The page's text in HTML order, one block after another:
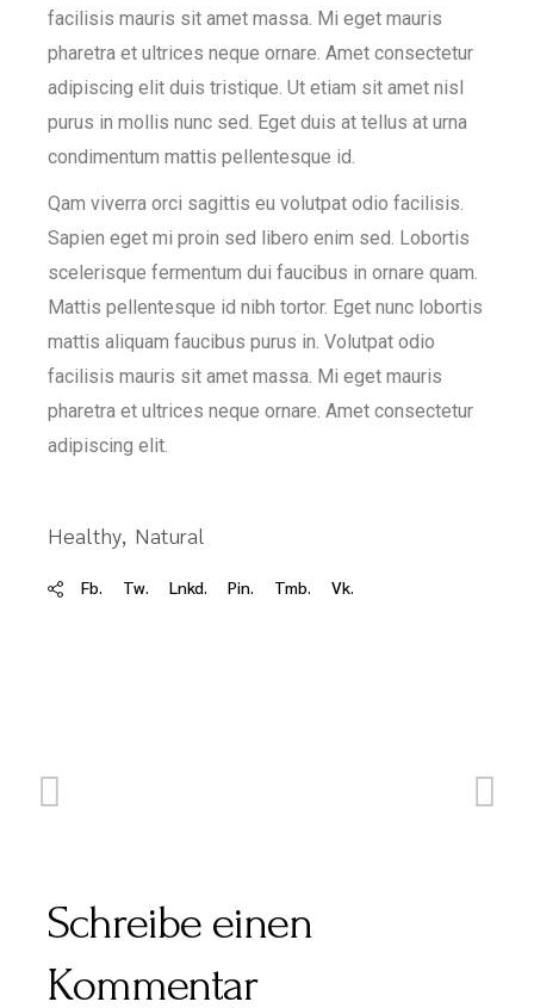
facilisis mauris sit amet massa. Mi eget mauris
pharetra et ultrices neque ornare. Amet consectetur
adipiscing elit duis tristique. Ut etiam sit amet nisl
purus in mollis nunc sed. Eget duis at tellus at urna
condimentum mattis pellentesque id.
Qam viverra orci sagittis eu volutpat odio facilisis.
Sapien eget mi proin sed libero enim sed. Lobortis
scelerisque fermentum dui faucibus in ornare quam.
Mattis pellentesque id nibh tortor. Eget nunc lobortis
mattis aliquam faucibus purus in. Volutpat odio
facilisis mauris sit amet massa. Mi eget mauris
pharetra et ultrices neque ornare. Amet consectetur
adipiscing elit.
Healthy Natural
Fb. Tw. Lnkd. Pin. Tmb. Vk.
Schreibe einen
Kommentar